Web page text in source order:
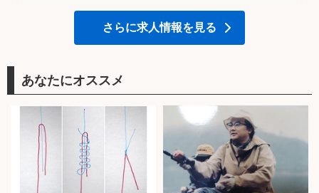
さらに求人情報を見る
あなたにオススメ